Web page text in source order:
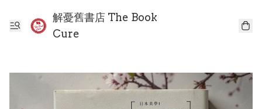
解憂舊書店 The Book
Cure